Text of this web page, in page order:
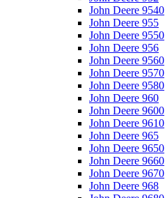
John Deere 9540
John Deere 955
John Deere 9550
John Deere 956
John Deere 9560
John Deere 9570
John Deere 9580
John Deere 960
John Deere 9600
John Deere 9610
John Deere 965
John Deere 9650
John Deere 9660
John Deere 9670
John Deere 968